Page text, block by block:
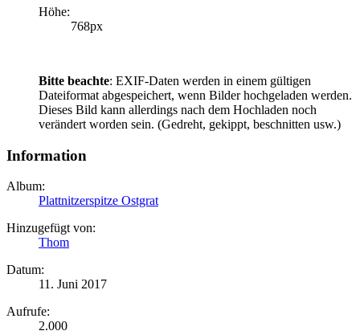
Höhe:
768px
Bitte beachte: EXIF-Daten werden in einem gültigen
Dateiformat abgespeichert, wenn Bilder hochgeladen werden.
Dieses Bild kann allerdings nach dem Hochladen noch
verändert worden sein. (Gedreht, gekippt, beschnitten usw.)
Information
Album:
Plattnitzerspitze Ostgrat
Hinzugefügt von:
Thom
Datum:
11. Juni 2017
Aufrufe:
2.000